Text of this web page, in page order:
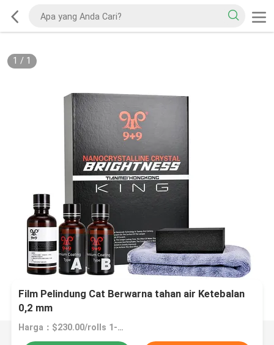
1 / 1
Film Pelindung Cat Berwarna tahan air Ketebalan
0,2 mm
Harga：$230.00/rolls 1-14 rolls